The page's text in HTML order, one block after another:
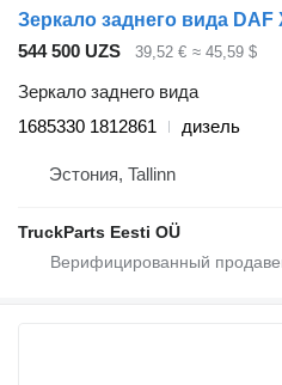
544 500 UZS 39,52 € ≈ 45,59 $
Зеркало заднего вида
1685330 1812861
дизель
Эстония, Tallinn
TruckParts Eesti OÜ